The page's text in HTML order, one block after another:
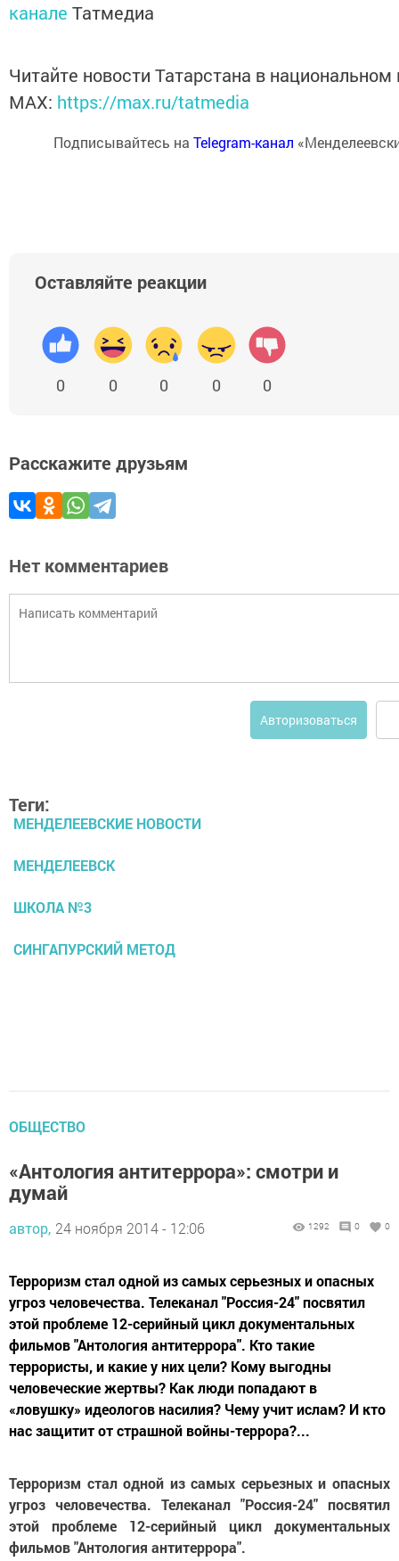
канале Татмедиа
Читайте новости Татарстана в
MАХ: https://max.ru/tatmedia
Подписывайтесь на Telegram-канал
Оставляйте реакции
0 0 0 0 0
Расскажите друзьям
Нет комментариев
Авторизоваться
Теги:
МЕНДЕЛЕЕВСКИЕ НОВОСТИ
МЕНДЕЛЕЕВСК
ШКОЛА №3
СИНГАПУРСКИЙ МЕТОД
ОБЩЕСТВО
«Антология антитеррора»: смотри и
думай
автор, 24 ноября 2014 - 12:06 1292 0 0
Терроризм стал одной из самых серьезных и опасных
угроз человечества. Телеканал "Россия-24" посвятил
этой проблеме 12-серийный цикл документальных
фильмов "Антология антитеррора". Кто такие
террористы, и какие у них цели? Кому выгодны
человеческие жертвы? Как люди попадают в
«ловушку» идеологов насилия? Чему учит ислам? И кто
нас защитит от страшной войны-террора?...
Терроризм стал одной из самых серьезных и опасных
угроз человечества. Телеканал "Россия-24" посвятил
этой проблеме 12-серийный цикл документальных
фильмов "Антология антитеррора".